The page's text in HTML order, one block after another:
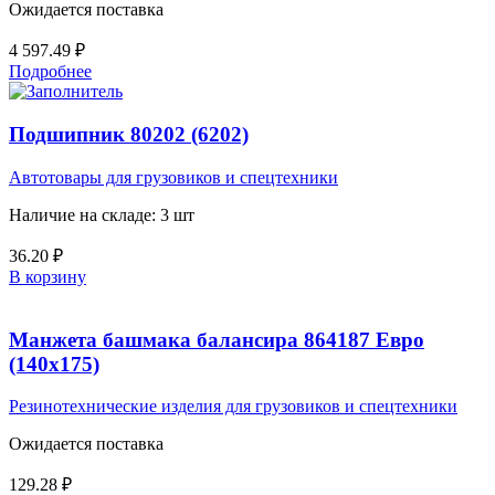
Ожидается поставка
4 597.49 ₽
Подробнее
Подшипник 80202 (6202)
Автотовары для грузовиков и спецтехники
Наличие на складе: 3 шт
36.20 ₽
В корзину
Манжета башмака балансира 864187 Евро
(140х175)
Резинотехнические изделия для грузовиков и спецтехники
Ожидается поставка
129.28 ₽